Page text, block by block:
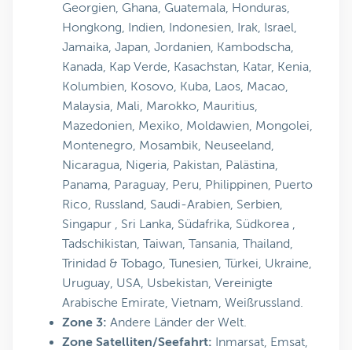
Georgien, Ghana, Guatemala, Honduras,
Hongkong, Indien, Indonesien, Irak, Israel,
Jamaika, Japan, Jordanien, Kambodscha,
Kanada, Kap Verde, Kasachstan, Katar, Kenia,
Kolumbien, Kosovo, Kuba, Laos, Macao,
Malaysia, Mali, Marokko, Mauritius,
Mazedonien, Mexiko, Moldawien, Mongolei,
Montenegro, Mosambik, Neuseeland,
Nicaragua, Nigeria, Pakistan, Palästina,
Panama, Paraguay, Peru, Philippinen, Puerto
Rico, Russland, Saudi-Arabien, Serbien,
Singapur , Sri Lanka, Südafrika, Südkorea ,
Tadschikistan, Taiwan, Tansania, Thailand,
Trinidad & Tobago, Tunesien, Türkei, Ukraine,
Uruguay, USA, Usbekistan, Vereinigte
Arabische Emirate, Vietnam, Weißrussland.
Zone 3: Andere Länder der Welt.
Zone Satelliten/Seefahrt: Inmarsat, Emsat,